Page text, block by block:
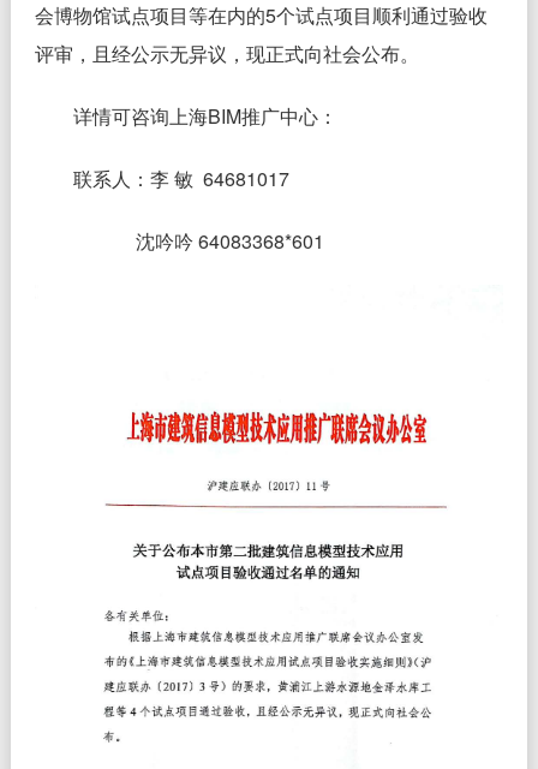
会博物馆试点项目等在内的5个试点项目顺利通过验收
评审，且经公示无异议，现正式向社会公布。
详情可咨询上海BIM推广中心：
联系人：李 敏 64681017
沈吟吟 64083368*601